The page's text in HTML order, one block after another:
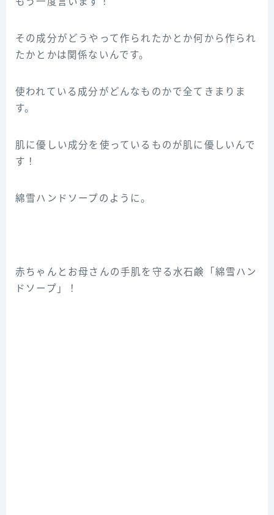
その成分がどうやって作られたかとか何から作られ
たかとかは関係ないんです。
使われている成分がどんなものかで全てきまりま
す。
肌に優しい成分を使っているものが肌に優しいんで
す！
綿雪ハンドソープのように。
赤ちゃんとお母さんの手肌を守る水石鹸「綿雪ハン
ドソープ」！